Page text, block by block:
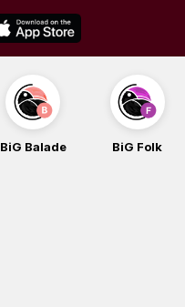
BiG Balade BiG Folk